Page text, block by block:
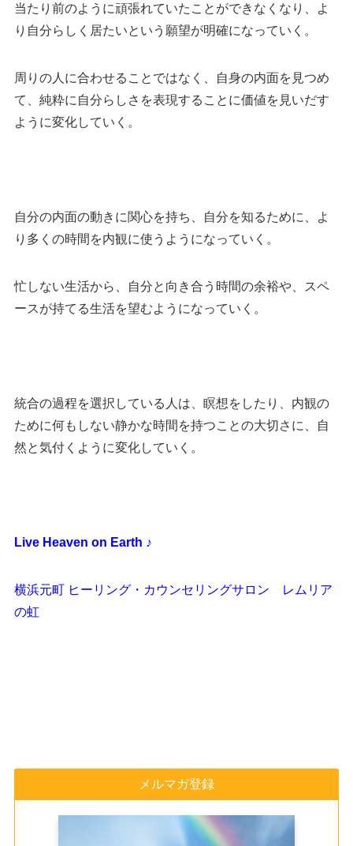
当たり前のように頑張れていたことができなくなり、よ
り自分らしく居たいという願望が明確になっていく。
周りの人に合わせることではなく、自身の内面を見つめ
て、純粋に自分らしさを表現することに価値を見いだす
ように変化していく。
自分の内面の動きに関心を持ち、自分を知るために、よ
り多くの時間を内観に使うようになっていく。
忙しない生活から、自分と向き合う時間の余裕や、スペ
ースが持てる生活を望むようになっていく。
統合の過程を選択している人は、瞑想をしたり、内観の
ために何もしない静かな時間を持つことの大切さに、自
然と気付くように変化していく。
Live Heaven on Earth ♪
横浜元町 ヒーリング・カウンセリングサロン レムリア
の虹
メルマガ登録